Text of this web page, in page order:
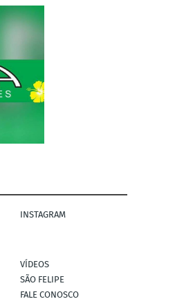
INSTAGRAM
VÍDEOS
SÃO FELIPE
FALE CONOSCO